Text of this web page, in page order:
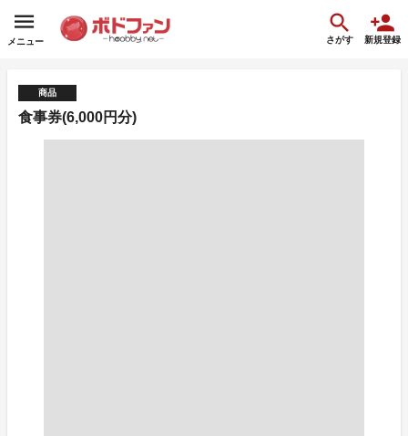
メニュー さがす 新規登録
商品
食事券(6,000円分)